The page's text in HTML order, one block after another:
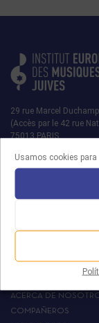
Usamos cookies
29 rue Marcel Duchamp
(Accès par le 42 rue
75013 PARIS
contact@iemj.org
ACERCA DE
COMPAÑEROS